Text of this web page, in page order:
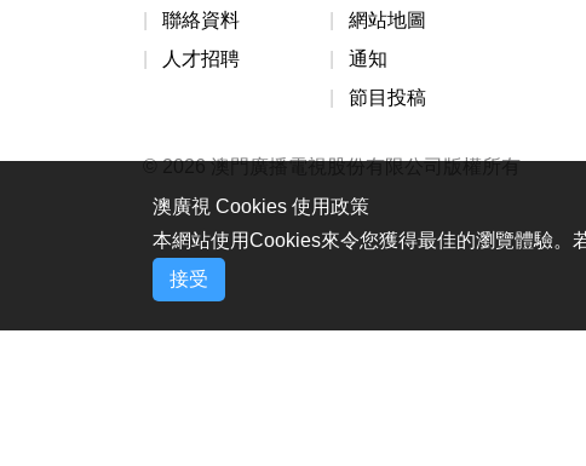
聯絡資料
人才招聘
網站地圖
通知
節目投稿
© 2026 澳門廣播電視股份有限公司版權所有
澳廣視 Cookies 使用政策
本網站使用Cookies來令您獲得最佳的瀏覽體驗。
接受